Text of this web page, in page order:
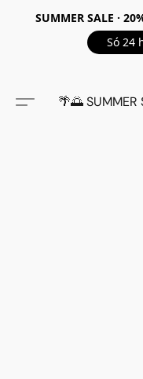
SUMMER SALE ·
Só 24
🌴🌅 SUMMER